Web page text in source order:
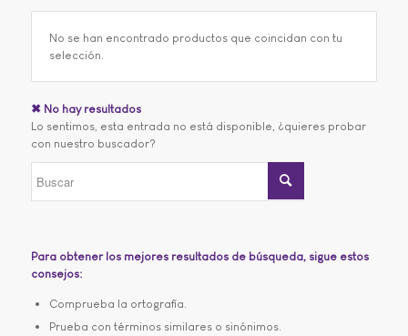
No se han encontrado productos que coincidan con tu
selección.
✖ No hay resultados
Lo sentimos, esta entrada no está disponible, ¿quieres probar
con nuestro buscador?
Para obtener los mejores resultados de búsqueda, sigue estos
consejos:
Comprueba la ortografía.
Prueba con términos similares o sinónimos.